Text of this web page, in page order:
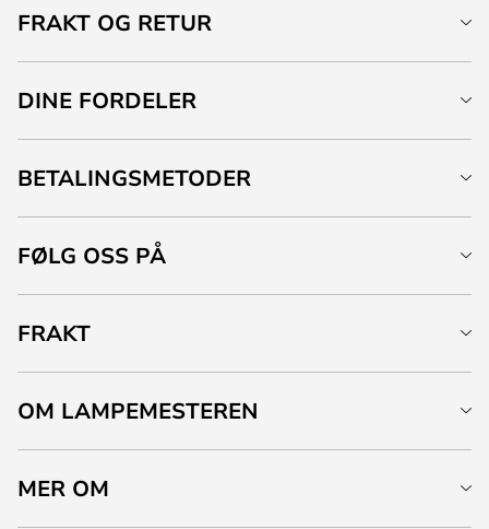
FRAKT OG RETUR
DINE FORDELER
BETALINGSMETODER
FØLG OSS PÅ
FRAKT
OM LAMPEMESTEREN
MER OM